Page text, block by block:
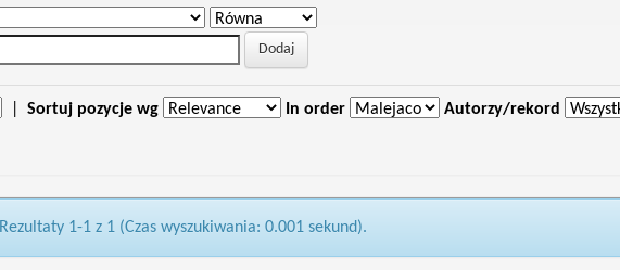
Sortuj pozycje wg In order Autorzy/rekord
Rezultaty 1-1 z 1 (Czas wyszukiwania: 0.001 sekund).